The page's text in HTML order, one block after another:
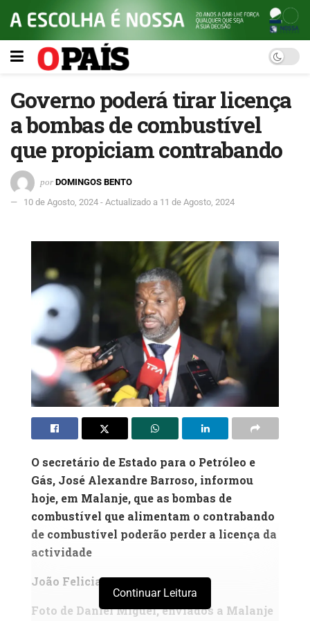
Governo poderá tirar licença
a bombas de combustível
que propiciam contrabando
por DOMINGOS BENTO
10 de Agosto, 2024 - Actualizado a 11 de Agosto, 2024
O secretário de Estado para o Petróleo e
Gás, José Alexandre Barroso, informou
hoje, em Malanje, que as bombas de
combustível que alimentam o contrabando
de combustível poderão perder a licença da
actividade
João Feliciano
Foto de Daniel Miguel, enviados a Malanje
Continuar Leitura